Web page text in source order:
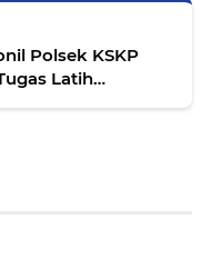
Polsek KSKP
Latih